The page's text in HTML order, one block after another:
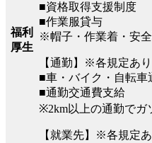
福利
厚生
■資格取得支援制度
■作業服貸与
※帽子・作業着・安
【通勤】※各規定あり
■車・バイク・自転車
■通勤交通費支給
※2km以上の通勤でガ
【就業先】※各規定あ